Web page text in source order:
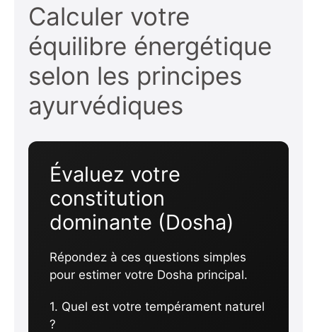
Calculer votre
équilibre énergétique
selon les principes
ayurvédiques
Évaluez votre
constitution
dominante (Dosha)
Répondez à ces questions simples
pour estimer votre Dosha principal.
1. Quel est votre tempérament naturel
?